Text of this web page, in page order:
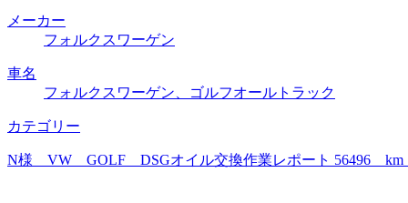
メーカー
フォルクスワーゲン
車名
フォルクスワーゲン、ゴルフオールトラック
カテゴリー
N様 VW GOLF DSGオイル交換作業レポート 56496 km